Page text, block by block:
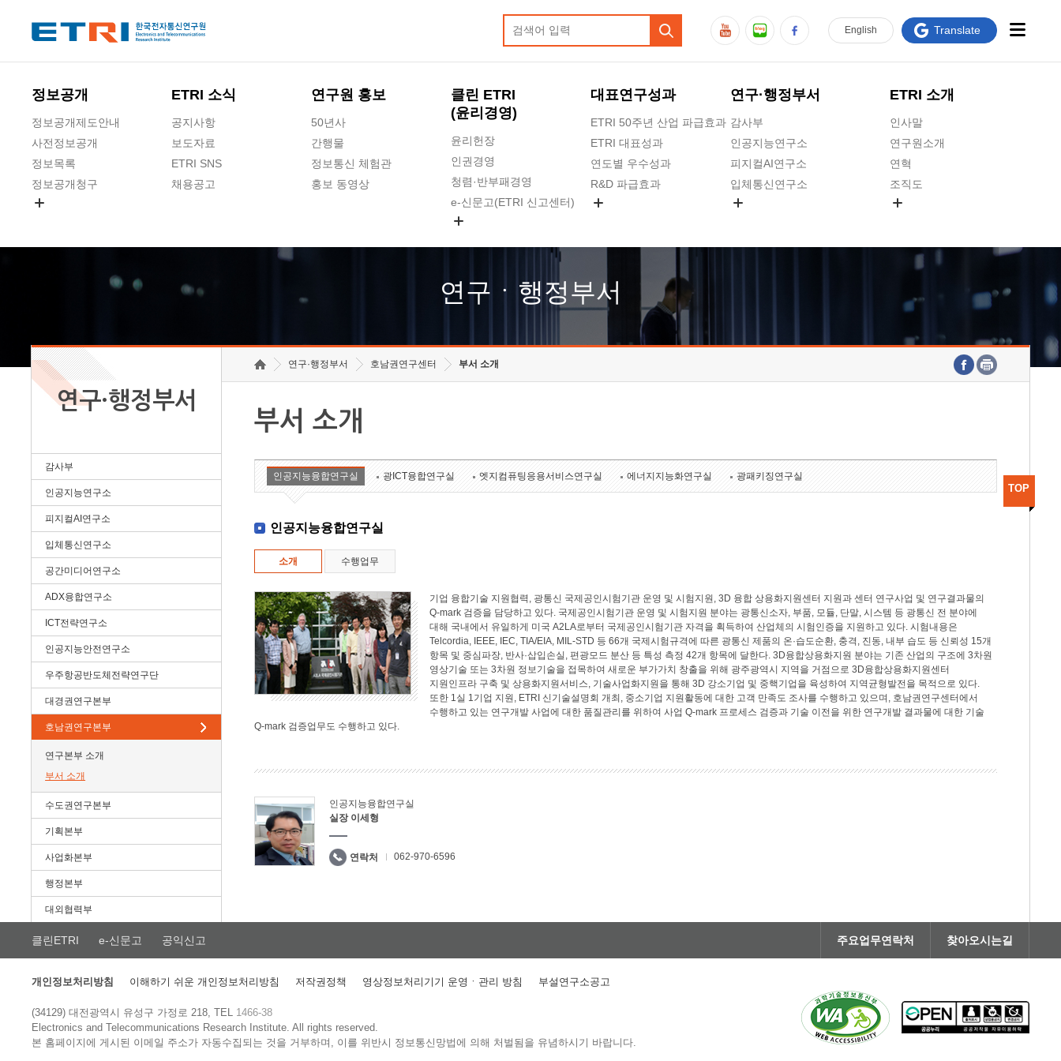
정보공개
정보공개제도안내
사전정보공개
정보목록
정보공개청구
ETRI 소식
공지사항
보도자료
ETRI SNS
채용공고
연구원 홍보
50년사
간행물
정보통신 체험관
홍보 동영상
클린 ETRI
(윤리경영)
윤리헌장
인권경영
청렴·반부패경영
e-신문고(ETRI 신고센터)
고객의소리
수의계약 현황
대표연구성과
ETRI 50주년 산업 파급효과
ETRI 대표성과
연도별 우수성과
R&D 파급효과
연구·행정부서
감사부
인공지능연구소
피지컬AI연구소
입체통신연구소
호남권연구본부
기획본부
ETRI 소개
인사말
연구원소개
연혁
조직도
연구원 고객헌장
주요업무연락처
English Translate
연구ㆍ행정부서
연구·행정부서
감사부
인공지능연구소
피지컬AI연구소
입체통신연구소
공간미디어연구소
ADX융합연구소
ICT전략연구소
인공지능안전연구소
우주항공반도체전략연구단
대경권연구본부
호남권연구본부
연구본부 소개
부서 소개
수도권연구본부
기획본부
사업화본부
행정본부
대외협력부
연구·행정부서 호남권연구센터 부서 소개
부서 소개
인공지능융합연구실 광ICT융합연구실 엣지컴퓨팅응용서비스연구실 에너지지능화연구실 광패키징연구실
인공지능융합연구실
소개 수행업무
기업 융합기술 지원협력, 광통신 국제공인시험기관 운영 및 시험지원, 3D 융합 상용화지원센터 지원과 센터 연구사업 및 연구결과물의
Q-mark 검증을 담당하고 있다. 국제공인시험기관 운영 및 시험지원 분야는 광통신소자, 부품, 모듈, 단말, 시스템 등 광통신 전 분야에
대해 국내에서 유일하게 미국 A2LA로부터 국제공인시험기관 자격을 획득하여 산업체의 시험인증을 지원하고 있다. 시험내용은
Telcordia, IEEE, IEC, TIA/EIA, MIL-STD 등 66개 국제시험규격에 따른 광통신 제품의 온·습도순환, 충격, 진동, 내부 습도 등 신뢰성 15개
항목 및 중심파장, 반사·삽입손실, 편광모드 분산 등 특성 측정 42개 항목에 달한다. 3D융합상용화지원 분야는 기존 산업의 구조에 3차원
영상기술 또는 3차원 정보기술을 접목하여 새로운 부가가치 창출을 위해 광주광역시 지역을 거점으로 3D융합상용화지원센터
지원인프라 구축 및 상용화지원서비스, 기술사업화지원을 통해 3D 강소기업 및 중핵기업을 육성하여 지역균형발전을 목적으로 있다.
또한 1실 1기업 지원, ETRI 신기술설명회 개최, 중소기업 지원활동에 대한 고객 만족도 조사를 수행하고 있으며, 호남권연구센터에서
수행하고 있는 연구개발 사업에 대한 품질관리를 위하여 사업 Q-mark 프로세스 검증과 기술 이전을 위한 연구개발 결과물에 대한 기술
Q-mark 검증업무도 수행하고 있다.
인공지능융합연구실
실장 이세형
연락처 062-970-6596
TOP
클린ETRI e-신문고 공익신고 주요업무연락처 찾아오시는길
개인정보처리방침 이해하기 쉬운 개인정보처리방침 저작권정책 영상정보처리기기 운영ㆍ관리 방침 부설연구소공고
(34129) 대전광역시 유성구 가정로 218, TEL 1466-38
Electronics and Telecommunications Research Institute.All rights reserved.
본 홈페이지에 게시된 이메일 주소가 자동수집되는 것을 거부하며, 이를 위반시 정보통신망법에 의해 처벌됨을 유념하시기 바랍니다.